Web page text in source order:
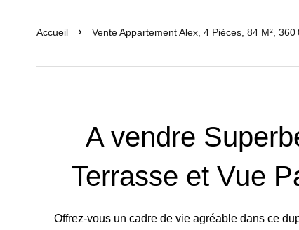
Accueil Vente Appartement Alex, 4 Pièces, 84 M², 360
A vendre
Terrasse et Vue
Offrez-vous un cadre de vie agréable dans ce